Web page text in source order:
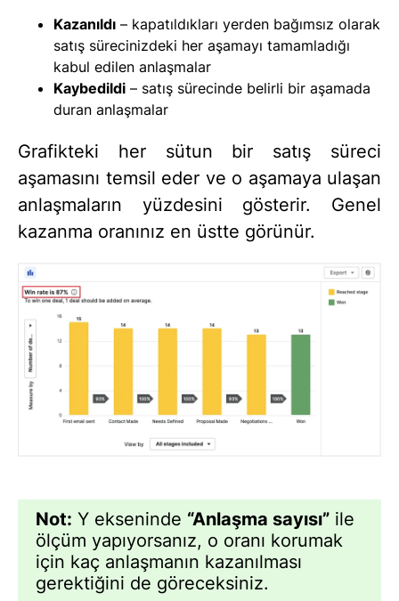
Kazanıldı – kapatıldıkları yerden bağımsız olarak
satış sürecinizdeki her aşamayı tamamladığı
kabul edilen anlaşmalar
Kaybedildi – satış sürecinde belirli bir aşamada
duran anlaşmalar
Grafikteki her sütun bir satış süreci
aşamasını temsil eder ve o aşamaya ulaşan
anlaşmaların yüzdesini gösterir. Genel
kazanma oranınız en üstte görünür.
Not: Y ekseninde “Anlaşma sayısı” ile
ölçüm yapıyorsanız, o oranı korumak
için kaç anlaşmanın kazanılması
gerektiğini de göreceksiniz.